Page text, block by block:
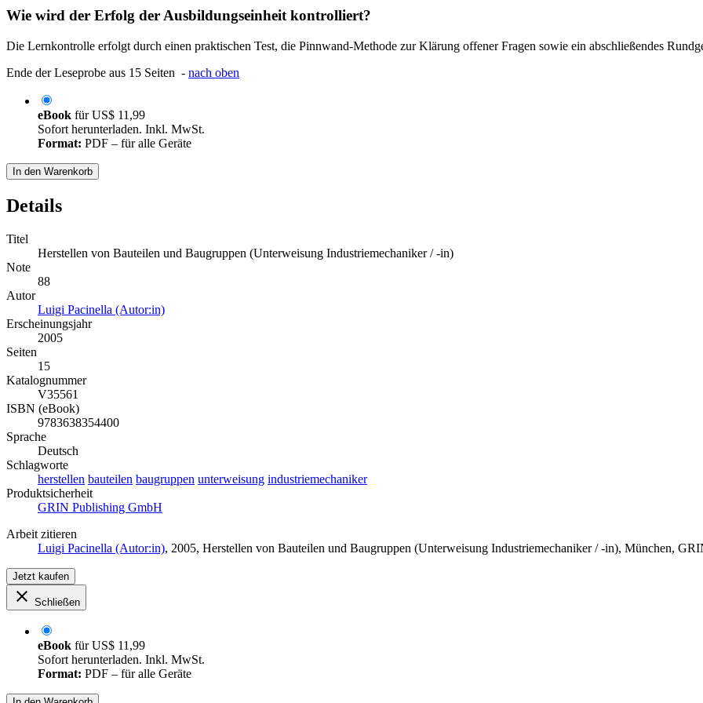
Wie wird der Erfolg der Ausbildungseinheit kontrolliert?
Die Lernkontrolle erfolgt durch einen praktischen Test, die Pinnwand-Methode zur Klärung offener Fragen sowie ein abschließendes
Ende der Leseprobe aus 15 Seiten - nach oben
eBook fürUS$ 11,99
Sofort herunterladen. Inkl. MwSt.
Format: PDF – für alle Geräte
In den Warenkorb
Details
Titel
Herstellen von Bauteilen und Baugruppen (Unterweisung Industriemechaniker / -in)
Note
88
Autor
Luigi Pacinella (Autor:in)
Erscheinungsjahr
2005
Seiten
15
Katalognummer
V35561
ISBN (eBook)
9783638354400
Sprache
Deutsch
Schlagworte
herstellen bauteilen baugruppen unterweisung industriemechaniker
Produktsicherheit
GRIN Publishing GmbH
Arbeit zitieren
Luigi Pacinella (Autor:in), 2005, Herstellen von Bauteilen und Baugruppen (Unterweisung Industriemechaniker / -in), München,
Jetzt kaufen
Schließen
eBook fürUS$ 11,99
Sofort herunterladen. Inkl. MwSt.
Format: PDF – für alle Geräte